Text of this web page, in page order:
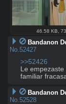
46.58 KB
Bandanon
No. 52427
>>52426
Le
familiar
Bandanon
No. 52528